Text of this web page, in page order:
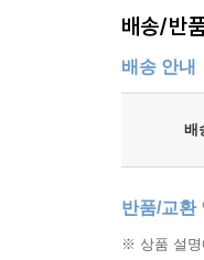
9장 작업
작업 순서
시간 관리
공정 간 연
작업 기록
배송/반
배송 안내
배
반품/교환
※ 상품 설명